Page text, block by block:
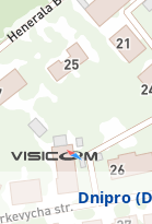
Dnipro